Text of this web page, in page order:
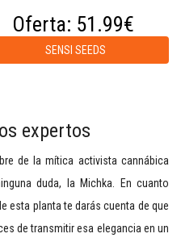
Oferta: 51.99€
SENSI SEEDS
expertos
de la mítica activista cannábica
duda, la Michka. En cuanto
esta planta te darás cuenta de que
de transmitir esa elegancia en un